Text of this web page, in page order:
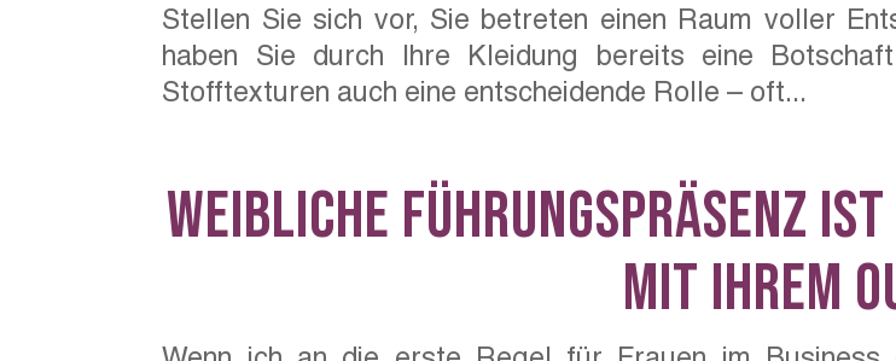
Stellen Sie sich vor, Sie betreten einen Raum voller
haben Sie durch Ihre Kleidung bereits eine
Stofftexturen auch eine entscheidende Rolle – oft...
Weibliche Führungspräsenz
mit Ihrem